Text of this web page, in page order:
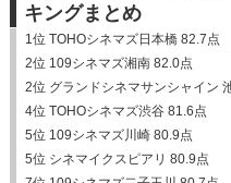
キングまとめ
1位 TOHOシネマズ日本橋 82.7点
2位 109シネマズ湘南 82.0点
2位 グランドシネマサンシャイン
4位 TOHOシネマズ渋谷 81.6点
5位 109シネマズ川崎 80.9点
5位 シネマイクスピアリ 80.9点